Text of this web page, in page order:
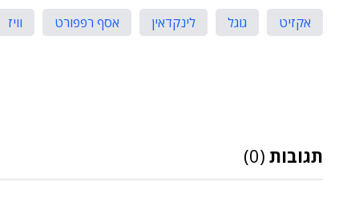
אקזיט גוגל לינקדאין אסף רפפורט וויז
תגובות (0)